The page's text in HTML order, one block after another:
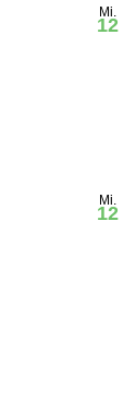
Mi.
12
Mi.
12